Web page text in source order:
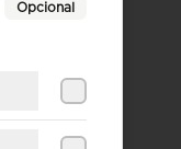
Opcional